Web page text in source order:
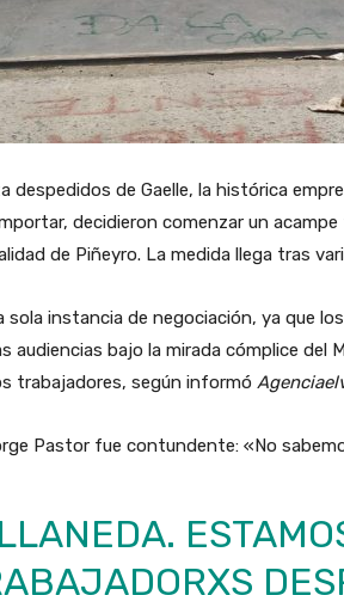
despedidos de Gaelle, la histórica
decidieron comenzar un
de Piñeyro. La medida llega tras
sola instancia de negociación, ya que
audiencias bajo la mirada cómplice del
trabajadores, según informó
Pastor fue contundente: «No